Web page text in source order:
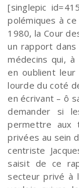
[singlepic
polémiques à
1980, la Cour
un rapport
médecins qui,
en oublient
lourde du coté
en écrivant – ô
demander si
permettre aux
privées au sein
centriste
saisit de ce
secteur privé à